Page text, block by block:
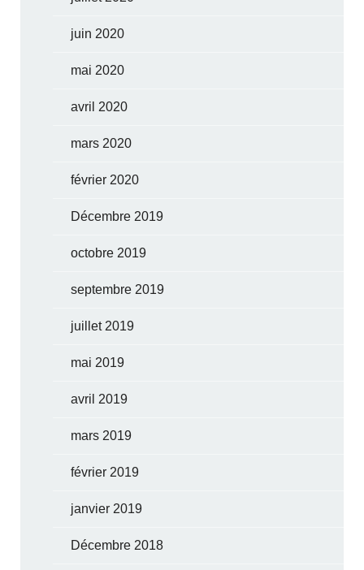
juin 2020
mai 2020
avril 2020
mars 2020
février 2020
Décembre 2019
octobre 2019
septembre 2019
juillet 2019
mai 2019
avril 2019
mars 2019
février 2019
janvier 2019
Décembre 2018